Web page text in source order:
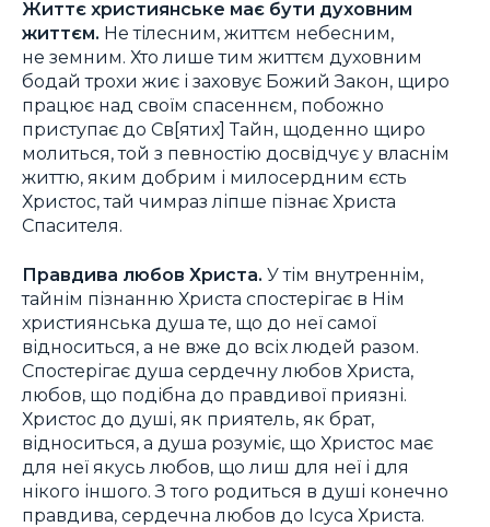
Життє християнське має бути духовним
життєм. Не тілесним, життєм небесним,
не земним. Хто лише тим життєм духовним
бодай трохи жиє і заховує Божий Закон, щиро
працює над своїм спасеннєм, побожно
приступає до Св[ятих] Тайн, щоденно щиро
молиться, той з певностію досвідчує у власнім
життю, яким добрим і милосердним єсть
Христос, тай чимраз ліпше пізнає Христа
Спасителя.
Правдива любов Христа. У тім внутреннім,
тайнім пізнанню Христа спостерігає в Нім
християнська душа те, що до неї самої
відноситься, а не вже до всіх людей разом.
Спостерігає душа сердечну любов Христа,
любов, що подібна до правдивої приязні.
Христос до душі, як приятель, як брат,
відноситься, а душа розуміє, що Христос має
для неї якусь любов, що лиш для неї і для
нікого іншого. З того родиться в душі конечно
правдива, сердечна любов до Ісуса Христа.